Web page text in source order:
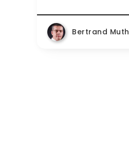
Bertrand Muth